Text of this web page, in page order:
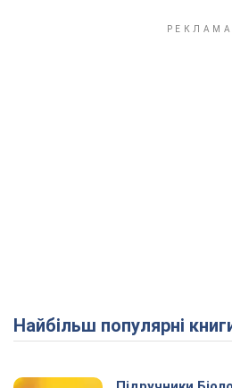
Найбільш популярні